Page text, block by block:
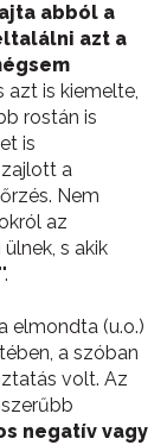
abból a
azt a
azt is kiemelte,
rostán is
is
a
Nem
az
s akik
elmondta (u.o.)
a szóban
volt. Az
negatív vagy